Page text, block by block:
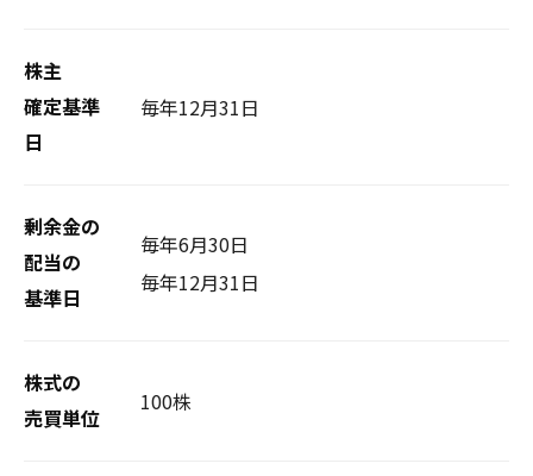
株主
確定基準
日
毎年12月31日
剰余金の
配当の
基準日
毎年6月30日
毎年12月31日
株式の
売買単位
100株